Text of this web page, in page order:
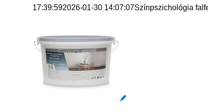
17:39:592026-01-30 14:07:07Színpszichológia